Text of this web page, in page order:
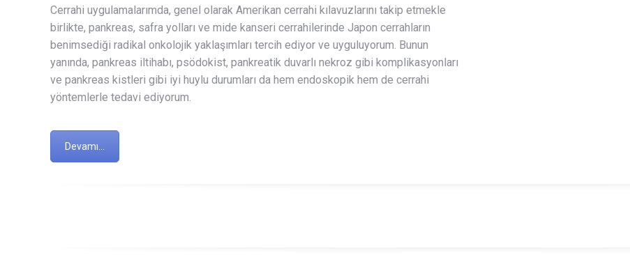
Cerrahi uygulamalarımda, genel olarak Amerikan cerrahi kılavuzlarını takip etmekle
birlikte, pankreas, safra yolları ve mide kanseri cerrahilerinde Japon cerrahların
benimsediği radikal onkolojik yaklaşımları tercih ediyor ve uyguluyorum. Bunun
yanında, pankreas iltihabı, psödokist, pankreatik duvarlı nekroz gibi komplikasyonları
ve pankreas kistleri gibi iyi huylu durumları da hem endoskopik hem de cerrahi
yöntemlerle tedavi ediyorum.
Devamı...